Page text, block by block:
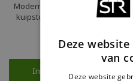
Moderne en trendy kunststof
kuipstoel Air XL. De armstoel
stapelbaar tot 4 stuks en zeer
gemakkelijk in het onderhoud.
Gemaakt uit één geheel en
perfect voor zowel de zakelijk
Beschikbaar
In winkelwagen
Deze
van
Deze website